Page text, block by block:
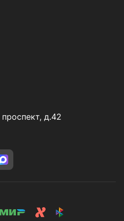
д.42